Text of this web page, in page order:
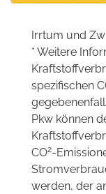
Irrtum und
* Weitere
spezifischen
Pkw können
CO2-
werden, der